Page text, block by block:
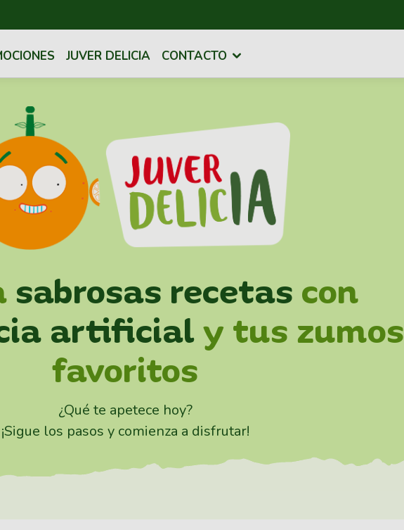
JUVER DELICIA CONTACTO
sabrosas recetas con
artificial y tus zumos
favoritos
¿Qué te apetece hoy?
¡Sigue los pasos y comienza a disfrutar!